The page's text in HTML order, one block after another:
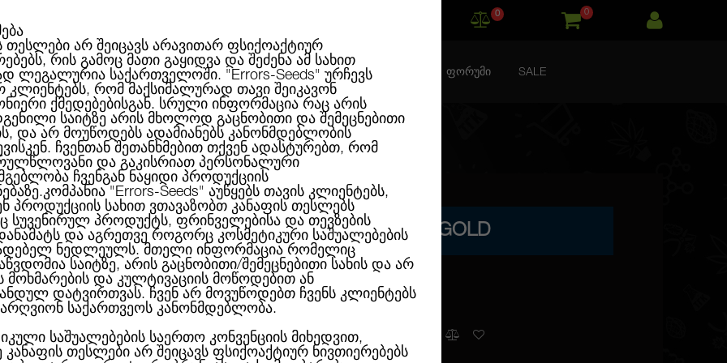
0 0
ABOUT US CATEGORIES ᲑᲠᲔᲜᲓᲔᲑᲘ ᲑᲚᲝᲒᲘ ᲙᲝᲜᲢᲐᲥᲢᲘ ᲤᲝᲠᲣᲛᲘ SALE
თესლები არ შეიცავს არავითარ ფსიქოაქტიურ
რის გამოც მათი გაყიდვა და შეძენა ამ სახით
ლეგალურია საქართველოში. "Errors-Seeds" ურჩევს
კლიენტებს, რომ მაქსიმალურად თავი შეიკავონ
ქმედებებისგან. სრული ინფორმაცია რაც არის
საიტზე არის მხოლოდ გაცნობითი და შემეცნებითი
და არ მოუწოდებს ადამიანებს კანონმდებლობის
ჩვენთან შეთანხმებით თქვენ ადასტურებთ, რომ
და გაკისრიათ პერსონალური
ჩვენგან ნაყიდი პროდუქციის
"Errors-Seeds" აუწყებს თავის კლიენტებს,
პროდუქციის სახით ვთავაზობთ კანაფის თესლებს
სუვენირულ პროდუქტს, ფრინველებისა და თევზების
და აგრეთვე როგორც კოსმეტიკური საშუალებების
ნედლეულს. მთელი ინფორმაცია რომელიც
საიტზე, არის გაცნობითი/შემეცნებითი სახის და არ
მოხმარების და კულტივაციის მოწოდებით ან
დატვირთვას. ჩვენ არ მოვუწოდებთ ჩვენს კლიენტებს
საქართვეოს კანონმდებლობა.
საშუალებების საერთო კონვენციის მიხედვით,
კანაფის თესლები არ შეიცავს ფსიქოაქტიურ ნივთიერებებს
Banana Sherbet Feminised Gold
BANANA SHERBET FEMINISED GOLD
27.00ლ